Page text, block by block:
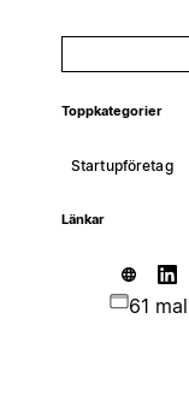
Toppkategorier
Startupföretag
Länkar
61